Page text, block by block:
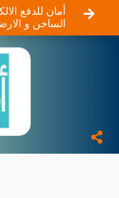
أمان للدفع
الساخن و